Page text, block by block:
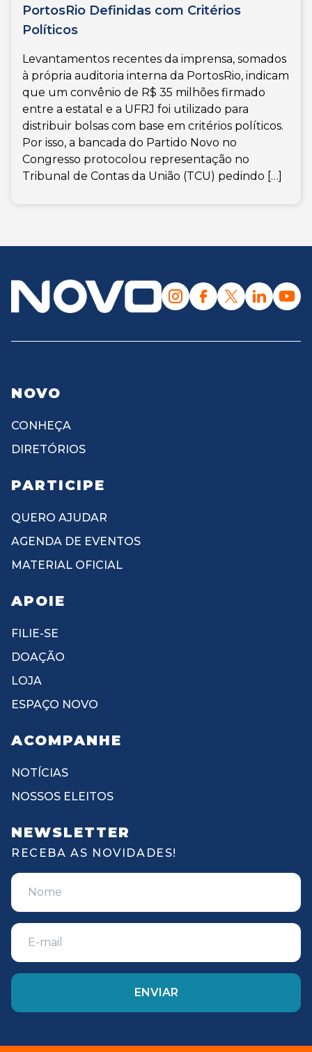
PortosRio Definidas com Critérios
Políticos
Levantamentos recentes da imprensa, somados
à própria auditoria interna da PortosRio, indicam
que um convênio de R$ 35 milhões firmado
entre a estatal e a UFRJ foi utilizado para
distribuir bolsas com base em critérios políticos.
Por isso, a bancada do Partido Novo no
Congresso protocolou representação no
Tribunal de Contas da União (TCU) pedindo […]
NOVO
CONHEÇA
DIRETÓRIOS
PARTICIPE
QUERO AJUDAR
AGENDA DE EVENTOS
MATERIAL OFICIAL
APOIE
FILIE-SE
DOAÇÃO
LOJA
ESPAÇO NOVO
ACOMPANHE
NOTÍCIAS
NOSSOS ELEITOS
NEWSLETTER
RECEBA AS NOVIDADES!